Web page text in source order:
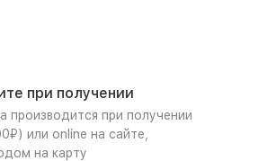
при получении
производится при получении
или online на сайте,
на карту